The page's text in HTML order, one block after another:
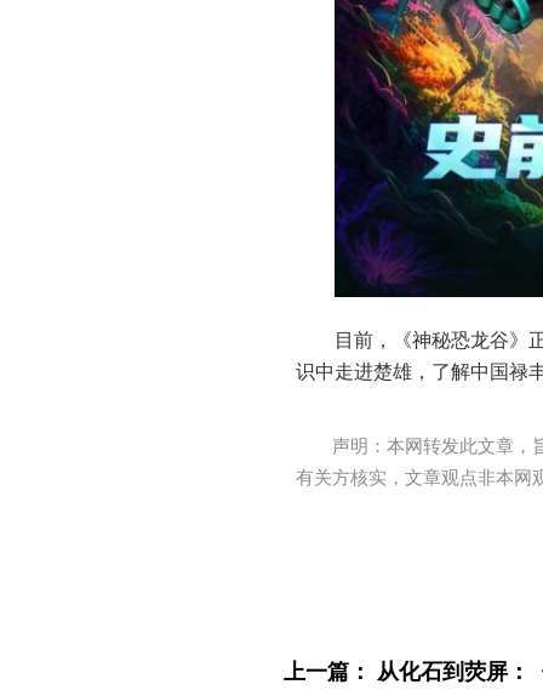
目前，《神秘恐龙谷》
识中走进楚雄，了解中国禄
声明：本网转发此文章，
有关方核实，文章观点非本网
上一篇： 从化石到荧屏：